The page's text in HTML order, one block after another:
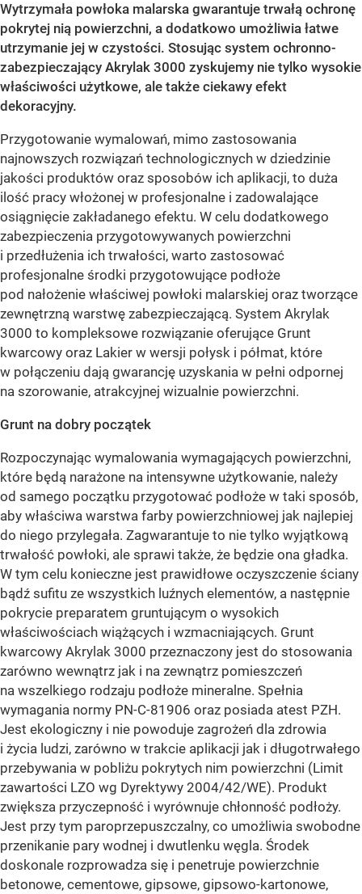
Wytrzymała powłoka malarska gwarantuje trwałą ochronę
pokrytej nią powierzchni, a dodatkowo umożliwia łatwe
utrzymanie jej w czystości. Stosując system ochronno-
zabezpieczający Akrylak 3000 zyskujemy nie tylko wysokie
właściwości użytkowe, ale także ciekawy efekt
dekoracyjny.
Przygotowanie wymalowań, mimo zastosowania
najnowszych rozwiązań technologicznych w dziedzinie
jakości produktów oraz sposobów ich aplikacji, to duża
ilość pracy włożonej w profesjonalne i zadowalające
osiągnięcie zakładanego efektu. W celu dodatkowego
zabezpieczenia przygotowywanych powierzchni
i przedłużenia ich trwałości, warto zastosować
profesjonalne środki przygotowujące podłoże
pod nałożenie właściwej powłoki malarskiej oraz tworzące
zewnętrzną warstwę zabezpieczającą. System Akrylak
3000 to kompleksowe rozwiązanie oferujące Grunt
kwarcowy oraz Lakier w wersji połysk i półmat, które
w połączeniu dają gwarancję uzyskania w pełni odpornej
na szorowanie, atrakcyjnej wizualnie powierzchni.
Grunt na dobry początek
Rozpoczynając wymalowania wymagających powierzchni,
które będą narażone na intensywne użytkowanie, należy
od samego początku przygotować podłoże w taki sposób,
aby właściwa warstwa farby powierzchniowej jak najlepiej
do niego przylegała. Zagwarantuje to nie tylko wyjątkową
trwałość powłoki, ale sprawi także, że będzie ona gładka.
W tym celu konieczne jest prawidłowe oczyszczenie ściany
bądź sufitu ze wszystkich luźnych elementów, a następnie
pokrycie preparatem gruntującym o wysokich
właściwościach wiążących i wzmacniających. Grunt
kwarcowy Akrylak 3000 przeznaczony jest do stosowania
zarówno wewnątrz jak i na zewnątrz pomieszczeń
na wszelkiego rodzaju podłoże mineralne. Spełnia
wymagania normy PN-C-81906 oraz posiada atest PZH.
Jest ekologiczny i nie powoduje zagrożeń dla zdrowia
i życia ludzi, zarówno w trakcie aplikacji jak i długotrwałego
przebywania w pobliżu pokrytych nim powierzchni (Limit
zawartości LZO wg Dyrektywy 2004/42/WE). Produkt
zwiększa przyczepność i wyrównuje chłonność podłoży.
Jest przy tym paroprzepuszczalny, co umożliwia swobodne
przenikanie pary wodnej i dwutlenku węgla. Środek
doskonale rozprowadza się i penetruje powierzchnie
betonowe, cementowe, gipsowe, gipsowo-kartonowe,